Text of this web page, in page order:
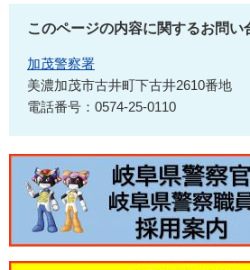
このページの内容に関するお問い
加茂警察署
美濃加茂市古井町下古井2610番地
電話番号：0574-25-0110